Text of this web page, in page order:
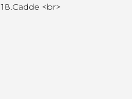
<br>